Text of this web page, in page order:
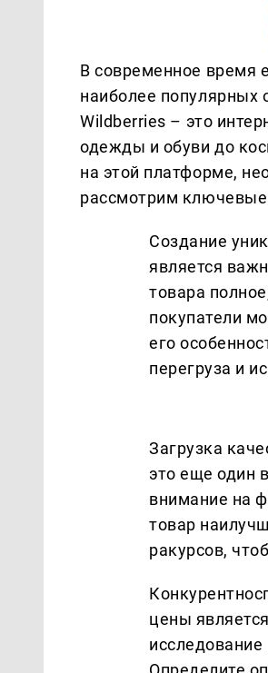
В современное время
наиболее популярных
Wildberries – это
одежды и обуви до
на этой платформе,
рассмотрим
Создание
является
товара
покупатели
его
перегруза и
Загрузка
это еще один
внимание на
товар
ракурсов,
цены